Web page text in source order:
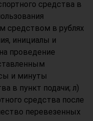
средства в
средством в рублях
инициалы и
проведение
и минуты
в пункт подачи; л)
средства после
перевезенных